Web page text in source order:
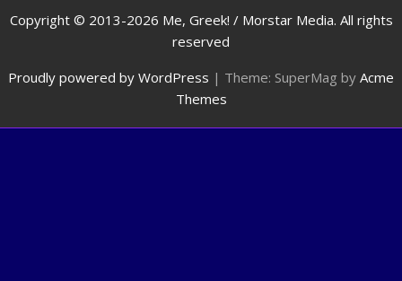
Copyright © 2013-2026 Me, Greek! / Morstar Media. All rights
reserved
Proudly powered by WordPress | Theme: SuperMag by Acme
Themes